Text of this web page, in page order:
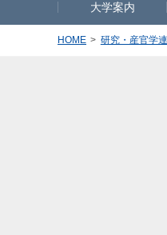
大学案内
HOME 研究・産官学